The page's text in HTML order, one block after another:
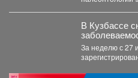
августа) и
В Кузбассе
За неделю с 27